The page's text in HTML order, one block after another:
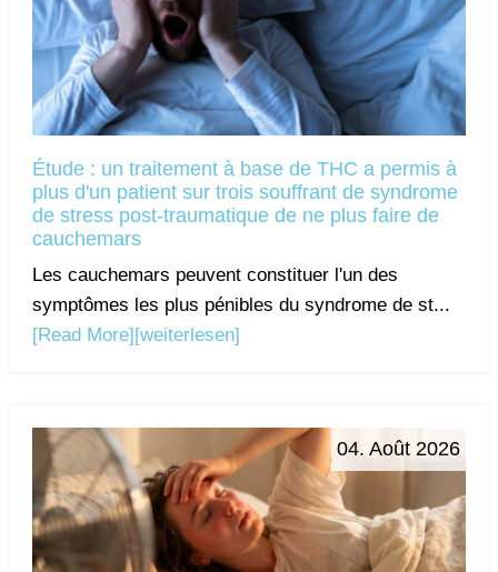
Étude : un traitement à base de THC a permis à
plus d'un patient sur trois souffrant de syndrome
de stress post-traumatique de ne plus faire de
cauchemars
Les cauchemars peuvent constituer l'un des
symptômes les plus pénibles du syndrome de st...
[Read More] [weiterlesen]
04. Août 2026